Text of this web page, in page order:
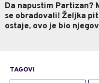
Da napustim Partizan?
se obradovali! Željka
ostaje, ovo je bio
TAGOVI